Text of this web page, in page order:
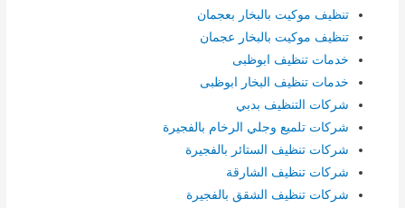
تنظيف موكيت بالبخار بعجمان
تنظيف موكيت بالبخار عجمان
خدمات تنظيف ابوظبى
خدمات تنظيف البخار ابوظبى
شركات التنظيف بدبي
شركات تلميع وجلي الرخام بالفجيرة
شركات تنظيف الستائر بالفجيرة
شركات تنظيف الشارقة
شركات تنظيف الشقق بالفجيرة